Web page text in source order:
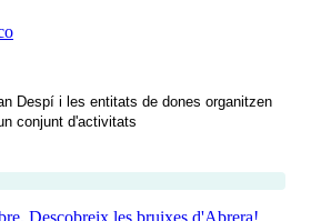
Despí i les entitats de dones organitzen
conjunt d'activitats